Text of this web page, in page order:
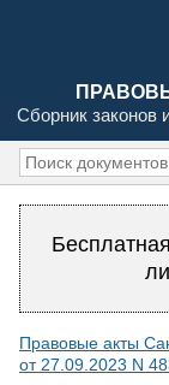
Сборник законов
Правовые акты
от 27.09.2023 N